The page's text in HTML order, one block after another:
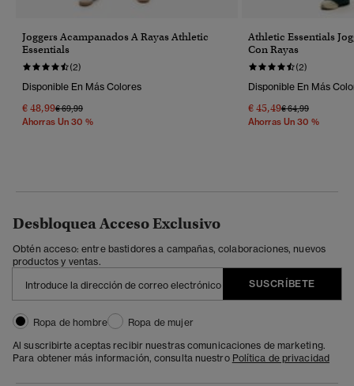
Joggers Acampanados A Rayas Athletic
Essentials
(2)
Disponible En Más Colores
€ 48,99Precio Rebajado De
€ 69,99A
Ahorras Un 30 %
Athletic Essentials
Con Rayas
(2)
Disponible En Más
€ 45,49Precio Rebajado
€ 64,99A
Ahorras Un 30 %
Desbloquea Acceso Exclusivo
Obtén acceso: entre bastidores a campañas, colaboraciones, nuevos
productos y ventas.
SUSCRÍBETE
Ropa de hombre
Ropa de mujer
Al suscribirte aceptas recibir nuestras comunicaciones de marketing.
Para obtener más información, consulta nuestro Política de privacidad